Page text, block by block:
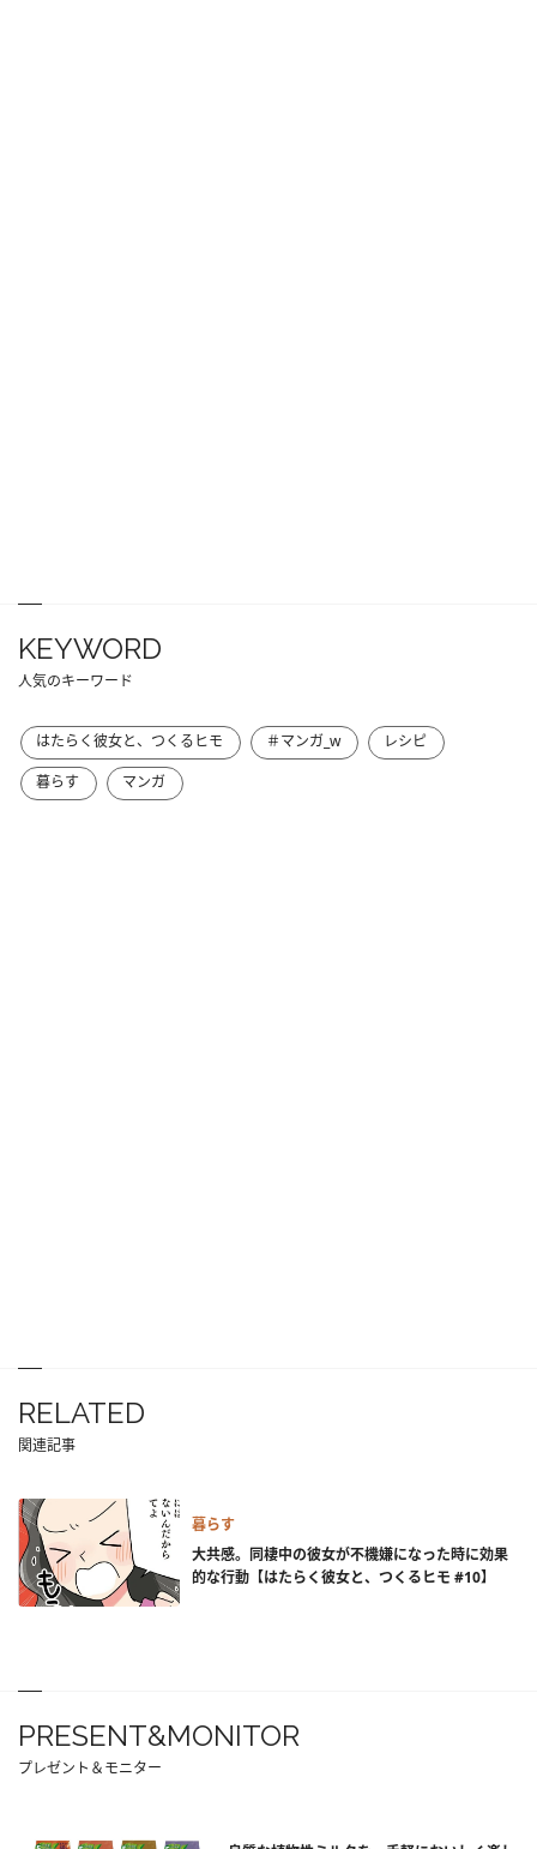
KEYWORD
人気のキーワード
はたらく彼女と、つくるヒモ ＃マンガ_w
レシピ
暮らす
マンガ
RELATED
関連記事
暮らす
大共感。同棲中の彼女が不機嫌になった時に効果
的な行動【はたらく彼女と、つくるヒモ #10】
PRESENT&MONITOR
プレゼント＆モニター